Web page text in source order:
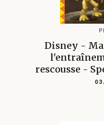
Disney -
rescousse -